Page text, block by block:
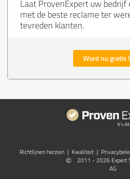
Laat ProvenExpert uw bedrijf
met de beste reclame ter
tevreden klanten.
Word nu gratis
Richtlijnen herzien | Kwaliteit |
©
2011 - 2026 Expert
AG